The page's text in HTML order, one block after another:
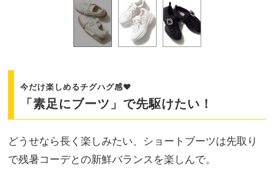
今だけ楽しめるチグハグ感♥
「素足にブーツ」で先駆けたい！
どうせなら長く楽しみたい、ショートブーツは先取り
で残暑コーデとの新鮮バランスを楽しんで。